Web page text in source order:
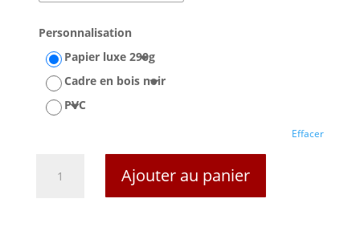
Personnalisation
Papier luxe 290g
Cadre en bois noir
PVC
Effacer
Ajouter au panier